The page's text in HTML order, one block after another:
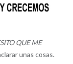
QUE ME
unas cosas.